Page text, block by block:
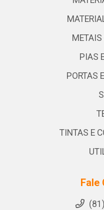
PIAS
PORTAS
TINTAS E
Fale